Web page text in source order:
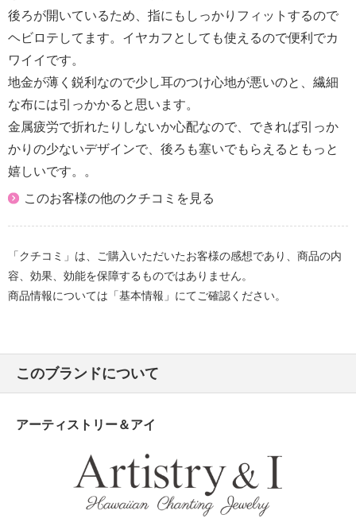
後ろが開いているため、指にもしっかりフィットするので
ヘビロテしてます。イヤカフとしても使えるので便利でカ
ワイイです。
地金が薄く鋭利なので少し耳のつけ心地が悪いのと、繊細
な布には引っかかると思います。
金属疲労で折れたりしないか心配なので、できれば引っか
かりの少ないデザインで、後ろも塞いでもらえるともっと
嬉しいです。。
このお客様の他のクチコミを見る
「クチコミ」は、ご購入いただいたお客様の感想であり、商品の内
容、効果、効能を保障するものではありません。
商品情報については「基本情報」にてご確認ください。
このブランドについて
アーティストリー＆アイ